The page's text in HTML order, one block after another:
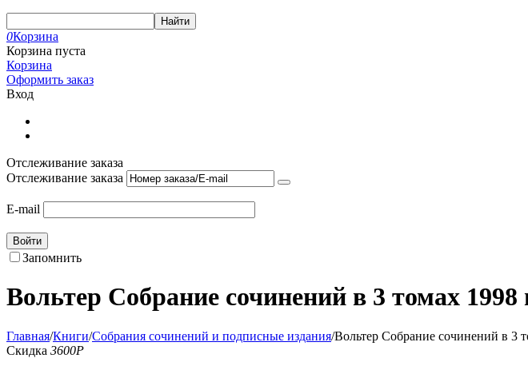
Найти
0Корзина
Корзина пуста
Корзина
Оформить заказ
Вход
Отслеживание заказа
Отслеживание заказа
E-mail
Войти
Запомнить
Вольтер Собрание сочинений в 3 томах 1998
Главная/Книги/Собрания сочинений и подписные издания/Вольтер Собрание сочинений в 3
Скидка 3600Р